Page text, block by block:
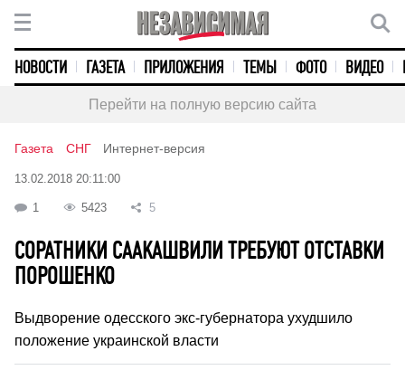
НОВОСТИ ГАЗЕТА ПРИЛОЖЕНИЯ ТЕМЫ ФОТО ВИДЕО
Перейти на полную версию сайта
Газета СНГ Интернет-версия
13.02.2018 20:11:00
1 5423 5
СОРАТНИКИ СААКАШВИЛИ ТРЕБУЮТ ОТСТАВКИ
ПОРОШЕНКО
Выдворение одесского экс-губернатора ухудшило
положение украинской власти